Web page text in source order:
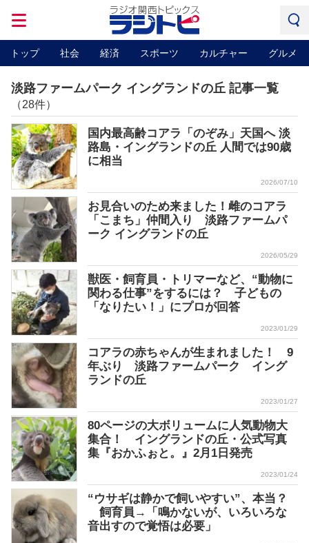
トップ 社会 経済 スポーツ カルチャー グルメ
淡路ファームパーク イングランドの丘 記事一覧
（28件）
国内最高齢コアラ「のぞみ」天国へ 淡
路島・イングランドの丘 人間では90歳
に相当
2026/07/10
お見合いのため来ました！雌のコアラ
「こまち」仲間入り 淡路ファームパ
ーク イングランドの丘
2026/05/29
獣医・飼育員・トリマーなど、“動物に
関わる仕事”をするには？ 子どもの
「なりたい！」にプロが回答
2023/01/29
コアラの赤ちゃんが生まれました！ 9
年ぶり 淡路ファームパーク イング
ランドの丘
2023/01/27
80ページの大ボリュームに人気動物大
集合！ イングランドの丘・公式写真
集『おかふぉと。』2月1日発売
2023/01/24
“ウサギは静かで飼いやすい”、本当？
飼育員→「鳴かないが、いろいろな
音出すので覚悟は必要」